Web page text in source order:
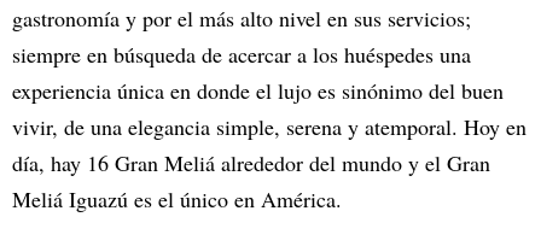
gastronomía y por el más alto nivel en sus servicios;
siempre en búsqueda de acercar a los huéspedes una
experiencia única en donde el lujo es sinónimo del buen
vivir, de una elegancia simple, serena y atemporal. Hoy en
día, hay 16 Gran Meliá alrededor del mundo y el Gran
Meliá Iguazú es el único en América.